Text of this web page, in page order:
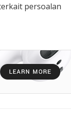
persoalan